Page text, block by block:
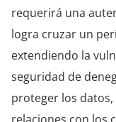
requerirá una
logra cruzar un
extendiendo la
seguridad de
proteger los datos,